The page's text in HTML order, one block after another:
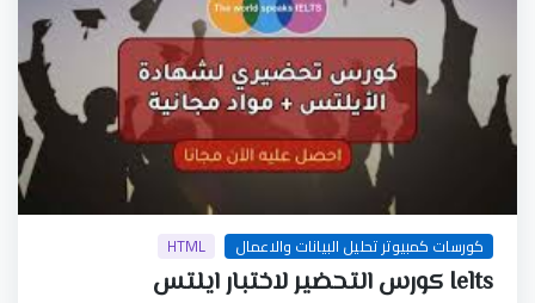
كورسات كمبيوتر تحليل البيانات والاعمال HTML
Ielts كورس التحضير لاختبار ايلتس